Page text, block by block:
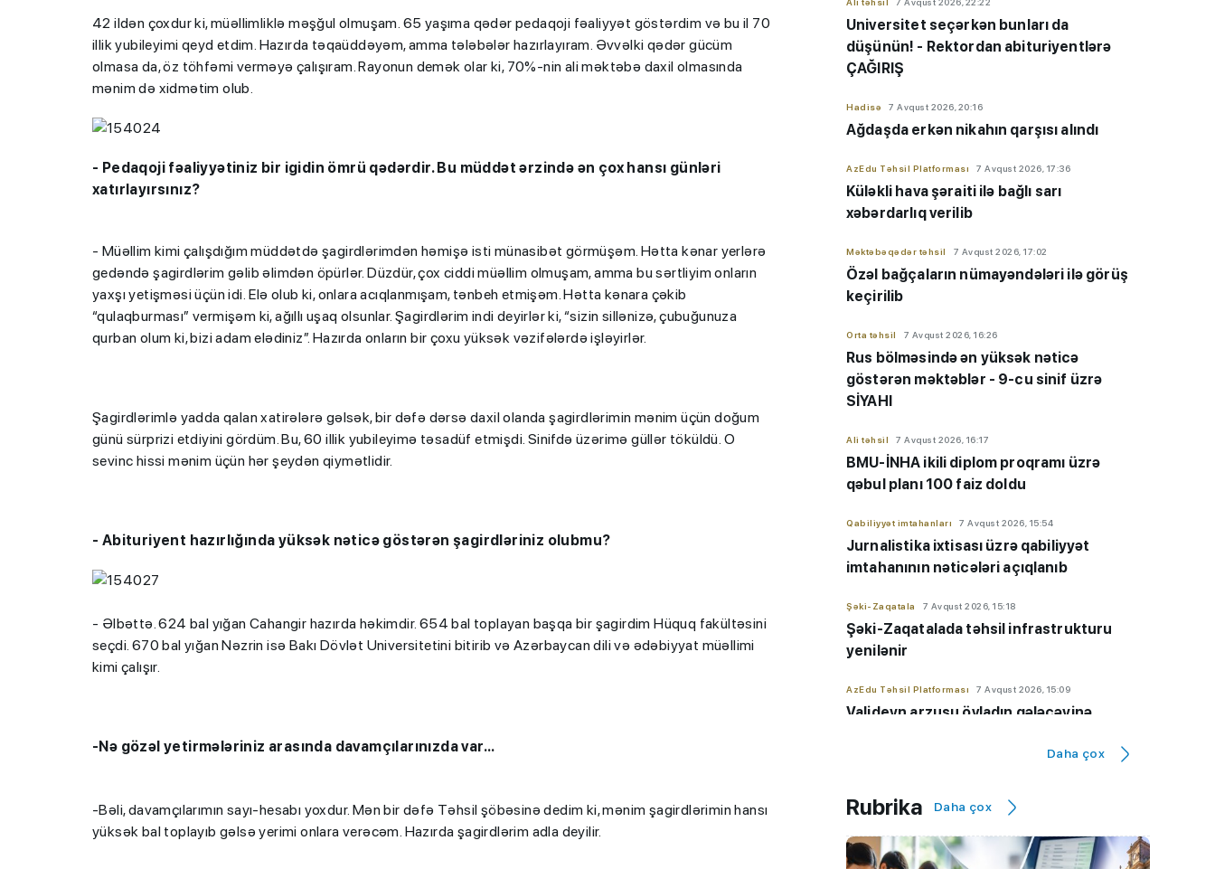
42 ildən çoxdur ki, müəllimliklə məşğul olmuşam. 65 yaşıma qədər pedaqoji fəaliyyət göstərdim və bu il 70
illik yubileyimi qeyd etdim. Hazırda təqaüddəyəm, amma tələbələr hazırlayıram. Əvvəlki qədər gücüm
olmasa da, öz töhfəmi verməyə çalışıram. Rayonun demək olar ki, 70%-nin ali məktəbə daxil olmasında
mənim də xidmətim olub.
- Pedaqoji fəaliyyətiniz bir igidin ömrü qədərdir. Bu müddət ərzində ən çox hansı günləri
xatırlayırsınız?
- Müəllim kimi çalışdığım müddətdə şagirdlərimdən həmişə isti münasibət görmüşəm. Hətta kənar yerlərə
gedəndə şagirdlərim gəlib əlimdən öpürlər. Düzdür, çox ciddi müəllim olmuşam, amma bu sərtliyim onların
yaxşı yetişməsi üçün idi. Elə olub ki, onlara acıqlanmışam, tənbeh etmişəm. Hətta kənara çəkib
“qulaqburması” vermişəm ki, ağıllı uşaq olsunlar. Şagirdlərim indi deyirlər ki, “sizin sillənizə, çubuğunuza
qurban olum ki, bizi adam elədiniz”. Hazırda onların bir çoxu yüksək vəzifələrdə işləyirlər.
Şagirdlərimlə yadda qalan xatirələrə gəlsək, bir dəfə dərsə daxil olanda şagirdlərimin mənim üçün doğum
günü sürprizi etdiyini gördüm. Bu, 60 illik yubileyimə təsadüf etmişdi. Sinifdə üzərimə güllər töküldü. O
sevinc hissi mənim üçün hər şeydən qiymətlidir.
- Abituriyent hazırlığında yüksək nəticə göstərən şagirdləriniz olubmu?
- Əlbəttə. 624 bal yığan Cahangir hazırda həkimdir. 654 bal toplayan başqa bir şagirdim Hüquq fakültəsini
seçdi. 670 bal yığan Nəzrin isə Bakı Dövlət Universitetini bitirib və Azərbaycan dili və ədəbiyyat müəllimi
kimi çalışır.
-Nə gözəl yetirmələriniz arasında davamçılarınızda var...
-Bəli, davamçılarımın sayı-hesabı yoxdur. Mən bir dəfə Təhsil şöbəsinə dedim ki, mənim şagirdlərimin hansı
yüksək bal toplayıb gəlsə yerimi onlara verəcəm. Hazırda şagirdlərim adla deyilir.
Universitet seçərkən bunları da
düşünün! - Rektordan abituriyentlərə
ÇAĞIRIŞ
Hadisə 7 Avqust 2026, 20:16
Ağdaşda erkən nikahın qarşısı alındı
AzEdu Təhsil Platforması 7 Avqust 2026, 17:36
Küləkli hava şəraiti ilə bağlı sarı
xəbərdarlıq verilib
Məktəbəqədər təhsil 7 Avqust 2026, 17:02
Özəl bağçaların nümayəndələri ilə görüş
keçirilib
Orta təhsil 7 Avqust 2026, 16:26
Rus bölməsində ən yüksək nəticə
göstərən məktəblər - 9-cu sinif üzrə
SİYAHI
Ali təhsil 7 Avqust 2026, 16:17
BMU-İNHA ikili diplom proqramı üzrə
qəbul planı 100 faiz doldu
Qabiliyyət imtahanları 7 Avqust 2026, 15:54
Jurnalistika ixtisası üzrə qabiliyyət
imtahanının nəticələri açıqlanıb
Şəki-Zaqatala 7 Avqust 2026, 15:18
Şəki-Zaqatalada təhsil infrastrukturu
yenilənir
AzEdu Təhsil Platforması 7 Avqust 2026, 15:09
Valideyn arzusu övladın gələcəyinə
Alimlər süni intellektlə yeni viruslar
hazırlayıblar
Daha çox
Rubrika Daha çox